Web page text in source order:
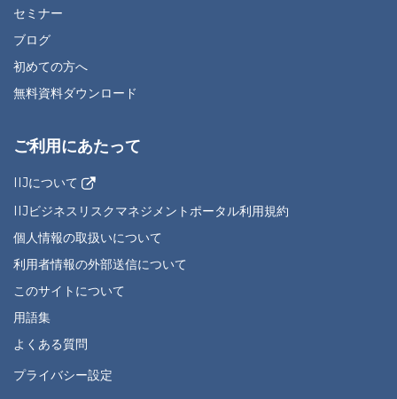
セミナー
ブログ
初めての方へ
無料資料ダウンロード
ご利用にあたって
IIJについて
IIJビジネスリスクマネジメントポータル利用規約
個人情報の取扱いについて
利用者情報の外部送信について
このサイトについて
用語集
よくある質問
プライバシー設定